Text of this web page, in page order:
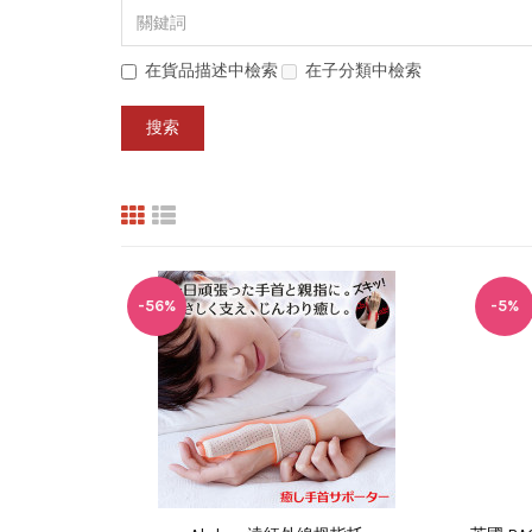
在貨品描述中檢索 在子分類中檢索
-56% -5%